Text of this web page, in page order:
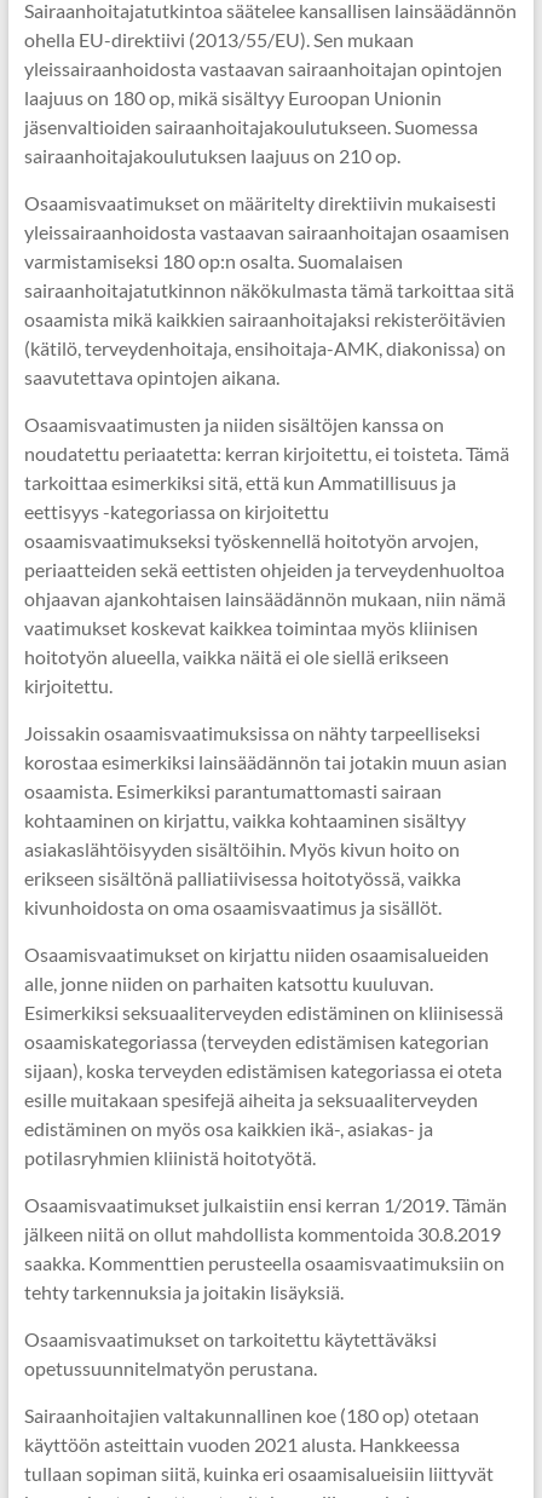
Sairaanhoitajatutkintoa säätelee kansallisen lainsäädännön
ohella EU-direktiivi (2013/55/EU). Sen mukaan
yleissairaanhoidosta vastaavan sairaanhoitajan opintojen
laajuus on 180 op, mikä sisältyy Euroopan Unionin
jäsenvaltioiden sairaanhoitajakoulutukseen. Suomessa
sairaanhoitajakoulutuksen laajuus on 210 op.
Osaamisvaatimukset on määritelty direktiivin mukaisesti
yleissairaanhoidosta vastaavan sairaanhoitajan osaamisen
varmistamiseksi 180 op:n osalta. Suomalaisen
sairaanhoitajatutkinnon näkökulmasta tämä tarkoittaa sitä
osaamista mikä kaikkien sairaanhoitajaksi rekisteröitävien
(kätilö, terveydenhoitaja, ensihoitaja-AMK, diakonissa) on
saavutettava opintojen aikana.
Osaamisvaatimusten ja niiden sisältöjen kanssa on
noudatettu periaatetta: kerran kirjoitettu, ei toisteta. Tämä
tarkoittaa esimerkiksi sitä, että kun Ammatillisuus ja
eettisyys -kategoriassa on kirjoitettu
osaamisvaatimukseksi työskennellä hoitotyön arvojen,
periaatteiden sekä eettisten ohjeiden ja terveydenhuoltoa
ohjaavan ajankohtaisen lainsäädännön mukaan, niin nämä
vaatimukset koskevat kaikkea toimintaa myös kliinisen
hoitotyön alueella, vaikka näitä ei ole siellä erikseen
kirjoitettu.
Joissakin osaamisvaatimuksissa on nähty tarpeelliseksi
korostaa esimerkiksi lainsäädännön tai jotakin muun asian
osaamista. Esimerkiksi parantumattomasti sairaan
kohtaaminen on kirjattu, vaikka kohtaaminen sisältyy
asiakaslähtöisyyden sisältöihin. Myös kivun hoito on
erikseen sisältönä palliatiivisessa hoitotyössä, vaikka
kivunhoidosta on oma osaamisvaatimus ja sisällöt.
Osaamisvaatimukset on kirjattu niiden osaamisalueiden
alle, jonne niiden on parhaiten katsottu kuuluvan.
Esimerkiksi seksuaaliterveyden edistäminen on kliinisessä
osaamiskategoriassa (terveyden edistämisen kategorian
sijaan), koska terveyden edistämisen kategoriassa ei oteta
esille muitakaan spesifejä aiheita ja seksuaaliterveyden
edistäminen on myös osa kaikkien ikä-, asiakas- ja
potilasryhmien kliinistä hoitotyötä.
Osaamisvaatimukset julkaistiin ensi kerran 1/2019. Tämän
jälkeen niitä on ollut mahdollista kommentoida 30.8.2019
saakka. Kommenttien perusteella osaamisvaatimuksiin on
tehty tarkennuksia ja joitakin lisäyksiä.
Osaamisvaatimukset on tarkoitettu käytettäväksi
opetussuunnitelmatyön perustana.
Sairaanhoitajien valtakunnallinen koe (180 op) otetaan
käyttöön asteittain vuoden 2021 alusta. Hankkeessa
tullaan sopiman siitä, kuinka eri osaamisalueisiin liittyvät